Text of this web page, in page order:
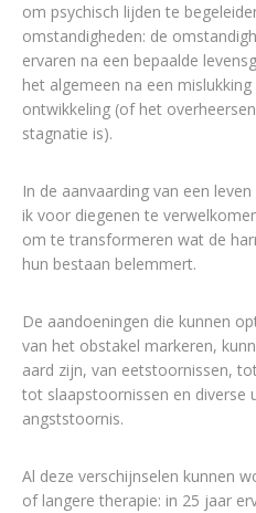
om psychisch lijden te
omstandigheden: de
ervaren na een bepaalde
het algemeen na een
ontwikkeling (of het
stagnatie is).
In de aanvaarding van een
ik voor diegenen te
om te transformeren wat de
hun bestaan belemmert.
De aandoeningen die kunnen
van het obstakel markeren,
aard zijn, van eetstoornissen,
tot slaapstoornissen en diverse
angststoornis.
Al deze verschijnselen kunnen
of langere therapie: in 25 jaar